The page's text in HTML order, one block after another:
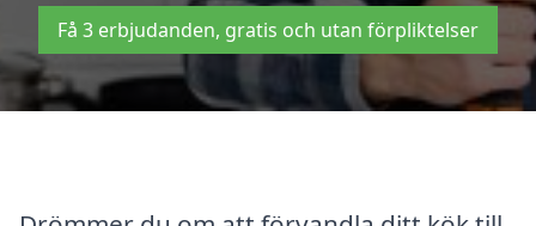
Få 3 erbjudanden, gratis och utan förpliktelser